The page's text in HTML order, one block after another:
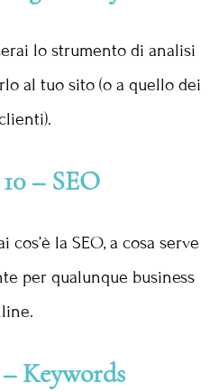
lo strumento di analisi
al tuo sito (o a quello dei
– SEO
la SEO, a cosa serve
per qualunque business
Keywords